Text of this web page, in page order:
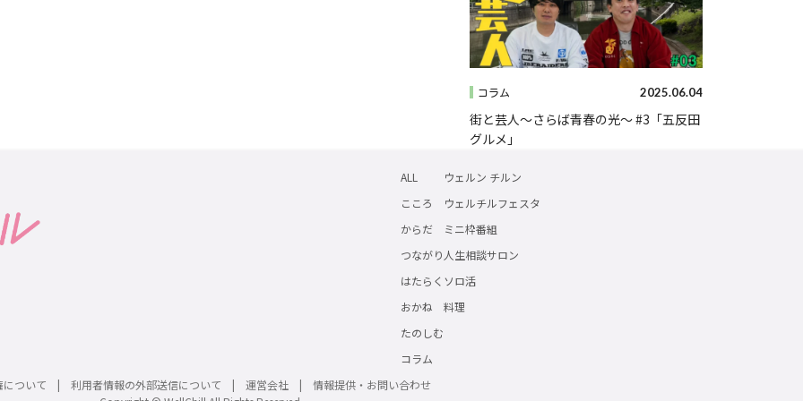
コラム 2025.06.04
街と芸人～さらば青春の光～ #3「五反田
グルメ」
ALL
こころ
からだ
つながり
はたらく
おかね
たのしむ
コラム
ウェルン チルン
ウェルチルフェスタ
ミニ枠番組
人生相談サロン
ソロ活
料理
ついて 利用者情報の外部送信について 運営会社
情報提供・お問い合わせ